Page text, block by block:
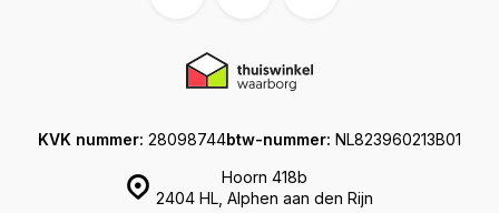
Hoorn 418b
2404 HL, Alphen aan den Rijn
KVK nummer: 28098744btw-nummer: NL823960213B01